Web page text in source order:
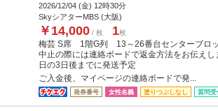
2026/12/04 (金) 12時30分
SkyシアターMBS (大阪)
￥14,000 / 枚 1枚
梅芸 S席 1階G列 13～26番台センターブロ
中止の際には連絡ボードで返金方法をお伝えし
日の3日後までに発送予定
ご入金後、マイページの連絡ボードで発...
発券番号 女性名義 塗りつぶしなし 質問受